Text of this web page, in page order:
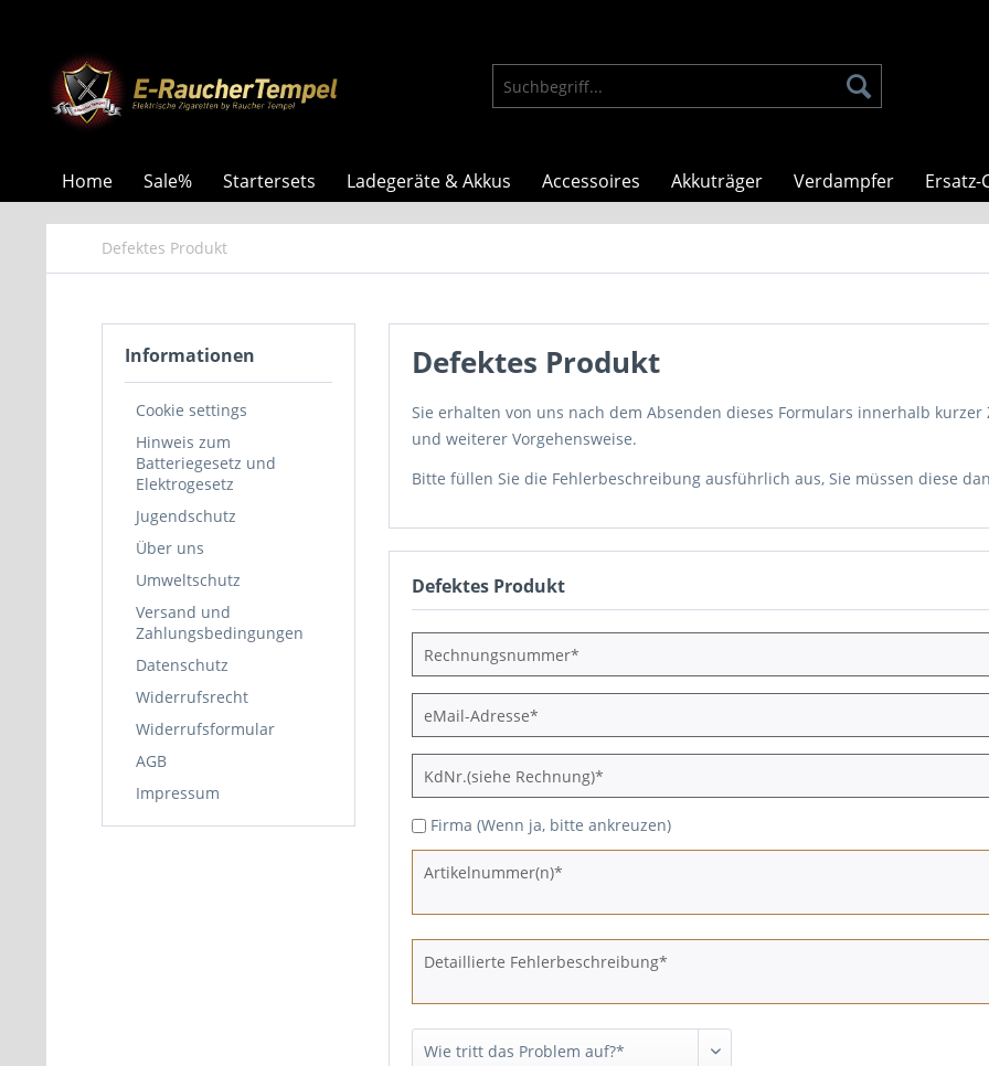
Home Sale% Startersets Ladegeräte & Akkus Accessoires Akkuträger Verdampfer Ersatz-
Defektes Produkt
Informationen
Cookie settings
Hinweis zum
Batteriegesetz und
Elektrogesetz
Jugendschutz
Über uns
Umweltschutz
Versand und
Zahlungsbedingungen
Datenschutz
Widerrufsrecht
Widerrufsformular
AGB
Impressum
Defektes Produkt
Sie erhalten von uns nach dem Absenden dieses Formulars innerhalb
und weiterer Vorgehensweise.
Bitte füllen Sie die Fehlerbeschreibung ausführlich aus, Sie müssen diese
Defektes Produkt
Firma (Wenn ja, bitte ankreuzen)